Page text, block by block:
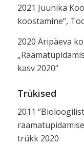
2021 Juunika
koostamine“,
2020 Äripäeva
kasv 2020“
Trükised
2011
trükk 2020